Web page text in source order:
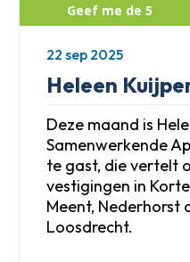
Heleen
Deze maand is
Samenwerkende
te gast, die vertelt
vestigingen in
Meent, Nederhorst
Loosdrecht.
22 sep 2025